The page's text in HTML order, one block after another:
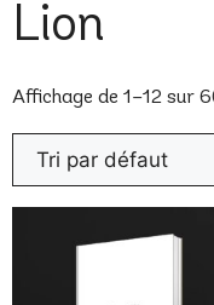
Lion
Affichage de 1–12 sur